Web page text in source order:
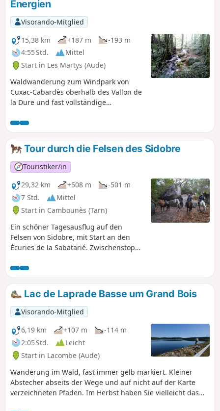
Energien
Visorando-Mitglied
15,38 km
+187 m
-193 m
4:55 Std.
Mittel
Start in Les Martys (Aude)
Waldwanderung zum Windpark von
Cuxac-Cabardès oberhalb des Vallon de
la Dure und fast vollständige
auf dem kürzlich angelegten Weg, der
die D101 zwischen dem Weiler und dem
Damm der Staustufe umgeht (siehe
Infos).Tour durch die Felsen des Sidobre
Touristiker/in
29,32 km
+508 m
-501 m
7 Std.
Mittel
Start in Cambounès (Tarn)
Ein schöner Tagesausflug auf den
Felsen von Sidobre, mit Start an den
Écuries de la Sabatarié. Zwischenstopp
Pferde tränken zu lassen. Einige
Vorsichtsmaßnahmen sind zu
beachten:- Bei Straßenüberquerungen
ist Vorsicht geboten (u. a. auf der D622,
die begehen ist).- Die Felsen sind für
Pferde grundsätzlich nicht rutschig
(Granit), aber man sollte beim
Überqueren stets vorsichtig sein.
Lac de Laprade Basse um Grand Bois
Visorando-Mitglied
6,19 km
+107 m
-114 m
2:05 Std.
Leicht
Start in Lacombe (Aude)
Wanderung im Wald, fast immer gelb markiert. Kleiner
Abstecher abseits der Wege und auf nicht auf der Karte
verzeichneten Pfaden. Im Herbst haben Sie vielleicht das